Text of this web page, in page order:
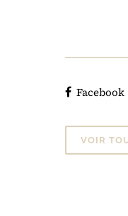
Facebook
VOIR